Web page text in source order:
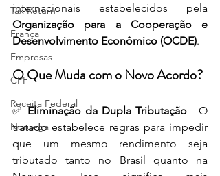
Tax Return
França
Empresas
CPF
Receita Federal
Noruega
Organização para a Cooperação e
Desenvolvimento Econômico (OCDE).
O Que Muda com o Novo Acordo?
✅ Eliminação da Dupla Tributação - O
tratado estabelece regras para impedir
que um mesmo rendimento seja
tributado tanto no Brasil quanto na